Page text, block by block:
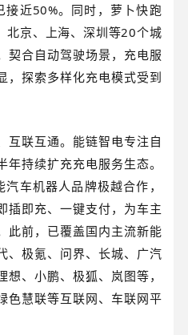
近50%。同时，萝卜快跑
北京、上海、深圳等20个城
契合自动驾驶场景，充电服
，探索多样化充电模式受到
互联互通。能链智电专注自
持续扩充充电服务生态。
车机器人品牌极越合作，
插即充、一键支付，为车主
此前，已覆盖国内主流新能
、极氪、问界、长城、广汽
、小鹏、极狐、岚图等，
色慧联等互联网、车联网平